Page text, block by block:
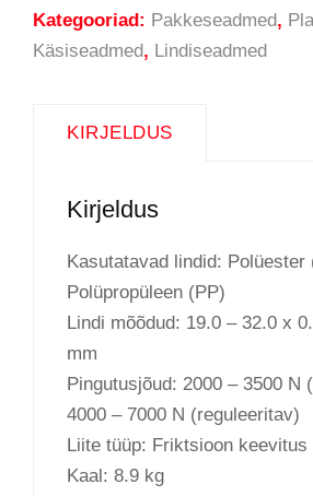
Kategooriad: Pakkeseadmed,
Käsiseadmed, Lindiseadmed
KIRJELDUS
Kirjeldus
Kasutatavad lindid: Polüester
Polüpropüleen (PP)
Lindi mõõdud: 19.0 – 32.0 x
mm
Pingutusjõud: 2000 – 3500 N
4000 – 7000 N (reguleeritav)
Liite tüüp: Friktsioon keevitus
Kaal: 8.9 kg